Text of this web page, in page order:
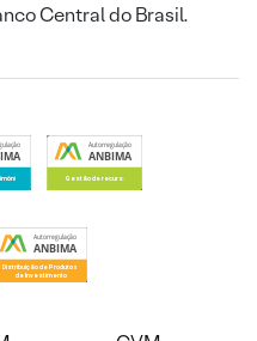
Central do Brasil.